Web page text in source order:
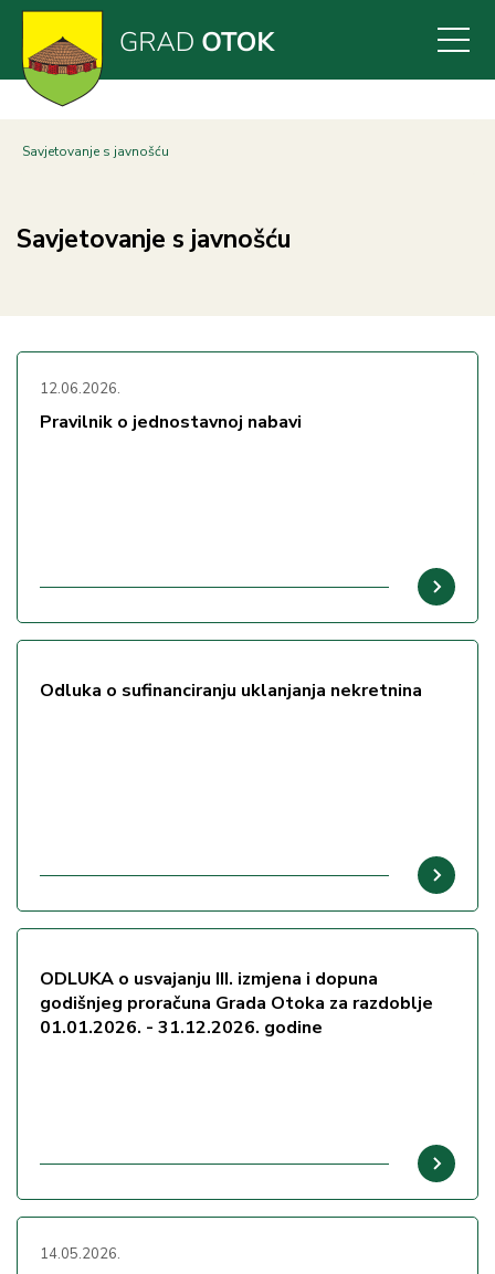
Skoči
glavni
sadržaj
Savjetovanje s javnošću
Savjetovanje s javnošću
12.06.2026.
Pravilnik o jednostavnoj nabavi
Odluka o sufinanciranju uklanjanja nekretnina
ODLUKA o usvajanju III. izmjena i dopuna
godišnjeg proračuna Grada Otoka za razdoblje
01.01.2026. - 31.12.2026. godine
14.05.2026.